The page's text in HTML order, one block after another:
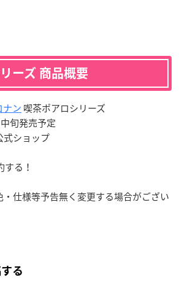
ーズ 商品概要
ナン 喫茶ポアロシリーズ
旬発売予定
式ショップ
する！
仕様等予告無く変更する場合がござい
る